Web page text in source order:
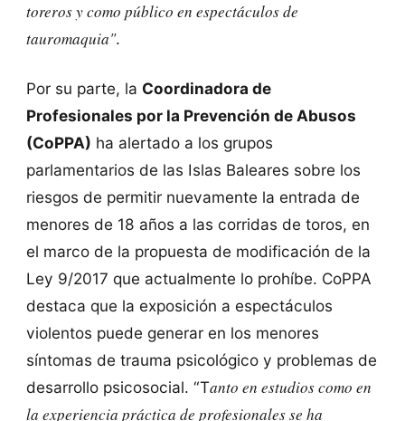
toreros y como público en espectáculos de
tauromaquia".
Por su parte, la Coordinadora de
Profesionales por la Prevención de Abusos
(CoPPA) ha alertado a los grupos
parlamentarios de las Islas Baleares sobre los
riesgos de permitir nuevamente la entrada de
menores de 18 años a las corridas de toros, en
el marco de la propuesta de modificación de la
Ley 9/2017 que actualmente lo prohíbe. CoPPA
destaca que la exposición a espectáculos
violentos puede generar en los menores
síntomas de trauma psicológico y problemas de
desarrollo psicosocial. “Tanto en estudios como en
la experiencia práctica de profesionales se ha